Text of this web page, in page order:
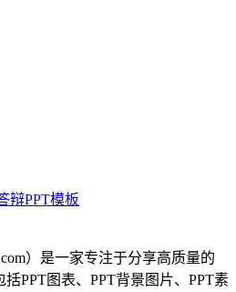
辩PPT模板
）是一家专注于分享高质量的
PPT图表、PPT背景图片、PPT素